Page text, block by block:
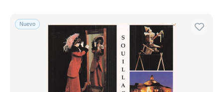
Nuevo